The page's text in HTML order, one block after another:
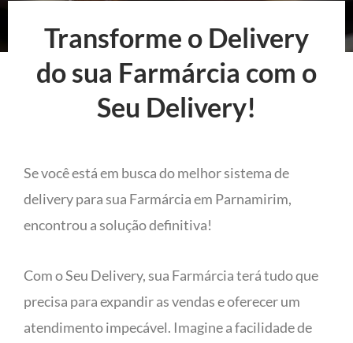
Transforme o Delivery
do sua Farmárcia com o
Seu Delivery!
Se você está em busca do melhor sistema de
delivery para sua Farmárcia em Parnamirim,
encontrou a solução definitiva!
Com o Seu Delivery, sua Farmárcia terá tudo que
precisa para expandir as vendas e oferecer um
atendimento impecável. Imagine a facilidade de